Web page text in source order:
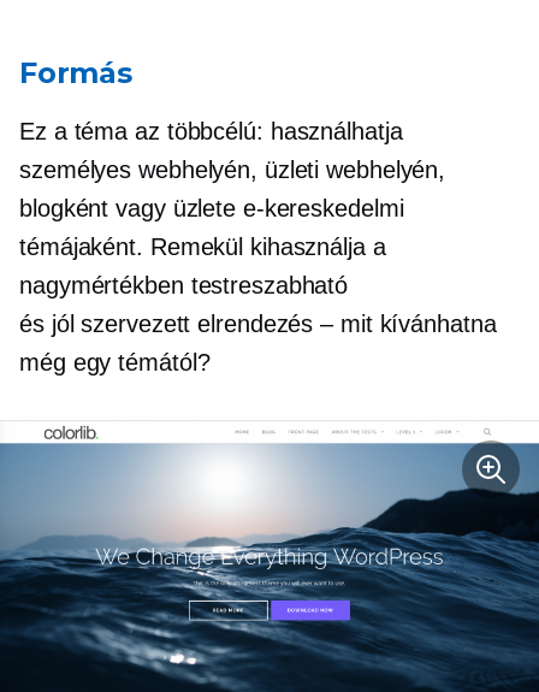
Formás
Ez a téma az többcélú: használhatja
személyes webhelyén, üzleti webhelyén,
blogként vagy üzlete e-kereskedelmi
témájaként. Remekül kihasználja a
nagymértékben testreszabható
és jól szervezett elrendezés – mit kívánhatna
még egy témától?